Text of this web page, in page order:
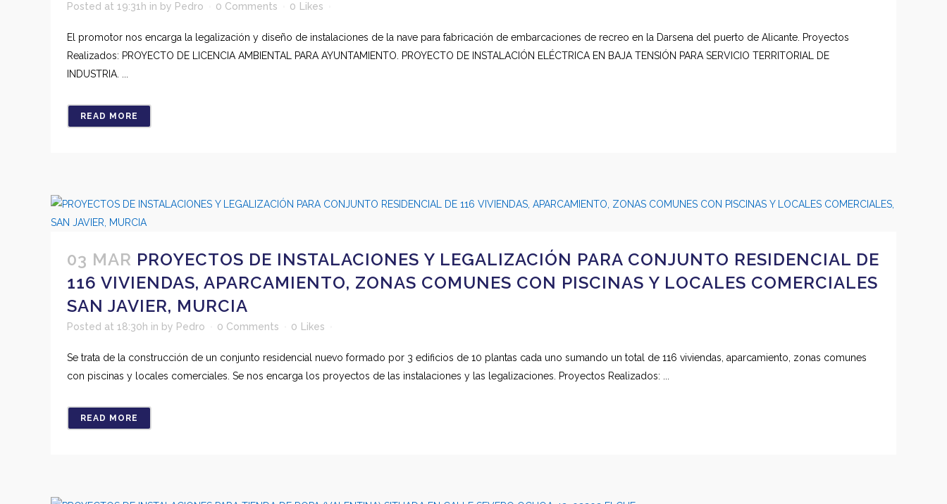
Posted at 19:31h in by Pedro 0 Comments 0 Likes
El promotor nos encarga la legalización y diseño de instalaciones de la nave para fabricación de embarcaciones de recreo en la Darsena del puerto de Alicante. Proyectos
Realizados: PROYECTO DE LICENCIA AMBIENTAL PARA AYUNTAMIENTO. PROYECTO DE INSTALACIÓN ELÉCTRICA EN BAJA TENSIÓN PARA SERVICIO TERRITORIAL DE
INDUSTRIA. ...
READ MORE
03 MAR PROYECTOS DE INSTALACIONES Y LEGALIZACIÓN PARA CONJUNTO RESIDENCIAL DE
116 VIVIENDAS, APARCAMIENTO, ZONAS COMUNES CON PISCINAS Y LOCALES COMERCIALES
SAN JAVIER, MURCIA
Posted at 18:30h in by Pedro 0 Comments 0 Likes
Se trata de la construcción de un conjunto residencial nuevo formado por 3 edificios de 10 plantas cada uno sumando un total de 116 viviendas, aparcamiento, zonas comunes
con piscinas y locales comerciales. Se nos encarga los proyectos de las instalaciones y las legalizaciones. Proyectos Realizados: ...
READ MORE